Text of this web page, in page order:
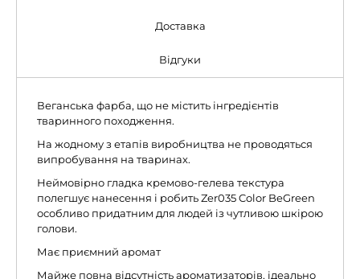
Доставка
Відгуки
Веганська фарба, що не містить інгредієнтів
тваринного походження.
На жодному з етапів виробництва не проводяться
випробування на тваринах.
Неймовірно гладка кремово-гелева текстура
полегшує нанесення і робить Zer035 Color BeGreen
особливо придатним для людей із чутливою шкірою
голови.
Має приємний аромат
Майже повна відсутність ароматизаторів, ідеально